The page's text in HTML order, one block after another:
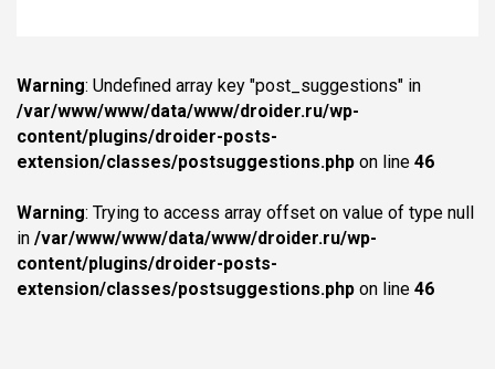
Warning: Undefined array key "post_suggestions" in
/var/www/www/data/www/droider.ru/wp-
content/plugins/droider-posts-
extension/classes/postsuggestions.php on line 46
Warning: Trying to access array offset on value of type null
in /var/www/www/data/www/droider.ru/wp-
content/plugins/droider-posts-
extension/classes/postsuggestions.php on line 46